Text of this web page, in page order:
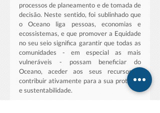
processos de planeamento e de tomada de
decisão. Neste sentido, foi sublinhado que
o Oceano liga pessoas, economias e
ecossistemas, e que promover a Equidade
no seu seio significa garantir que todas as
comunidades - em especial as mais
vulneráveis - possam beneficiar do
Oceano, aceder aos seus recursos e
contribuir ativamente para a sua proteção
e sustentabilidade.